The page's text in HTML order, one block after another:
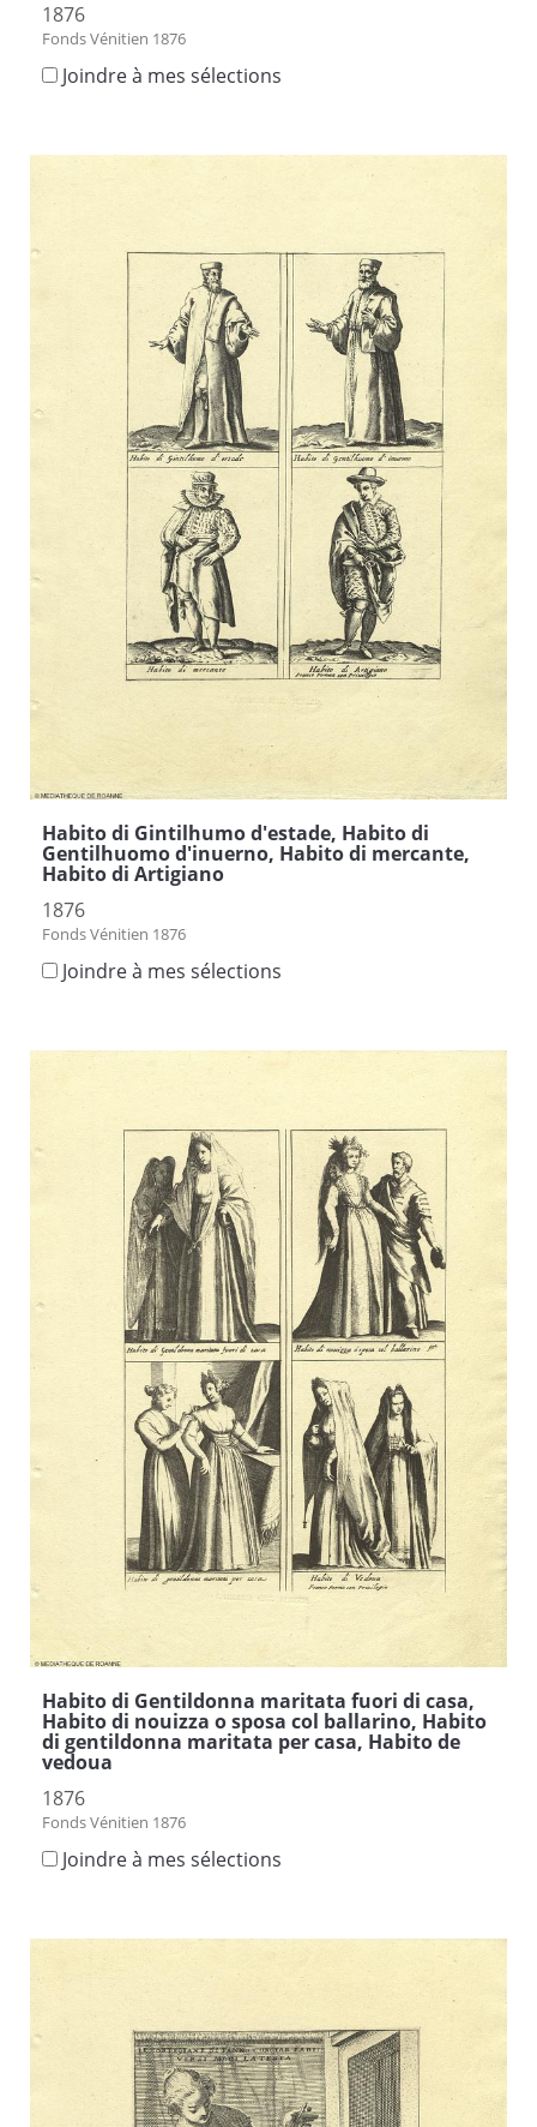
1876
Fonds Vénitien 1876
Joindre à mes sélections
Habito di Gintilhumo d'estade, Habito di
Gentilhuomo d'inuerno, Habito di mercante,
Habito di Artigiano
1876
Fonds Vénitien 1876
Joindre à mes sélections
Habito di Gentildonna maritata fuori di casa,
Habito di nouizza o sposa col ballarino, Habito
di gentildonna maritata per casa, Habito de
vedoua
1876
Fonds Vénitien 1876
Joindre à mes sélections